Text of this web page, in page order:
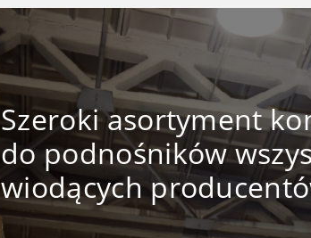
Szeroki asortyment
do podnośników
wiodących